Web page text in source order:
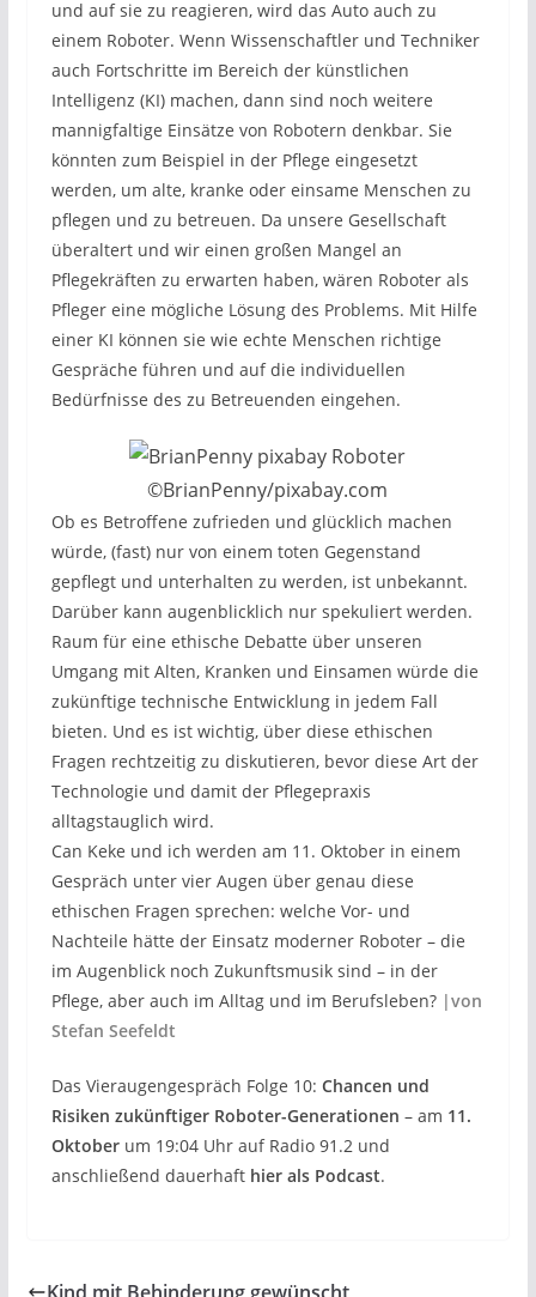
und auf sie zu reagieren, wird das Auto auch zu
einem Roboter. Wenn Wissenschaftler und Techniker
auch Fortschritte im Bereich der künstlichen
Intelligenz (KI) machen, dann sind noch weitere
mannigfaltige Einsätze von Robotern denkbar. Sie
könnten zum Beispiel in der Pflege eingesetzt
werden, um alte, kranke oder einsame Menschen zu
pflegen und zu betreuen. Da unsere Gesellschaft
überaltert und wir einen großen Mangel an
Pflegekräften zu erwarten haben, wären Roboter als
Pfleger eine mögliche Lösung des Problems. Mit Hilfe
einer KI können sie wie echte Menschen richtige
Gespräche führen und auf die individuellen
Bedürfnisse des zu Betreuenden eingehen.
©BrianPenny/pixabay.com
Ob es Betroffene zufrieden und glücklich machen
würde, (fast) nur von einem toten Gegenstand
gepflegt und unterhalten zu werden, ist unbekannt.
Darüber kann augenblicklich nur spekuliert werden.
Raum für eine ethische Debatte über unseren
Umgang mit Alten, Kranken und Einsamen würde die
zukünftige technische Entwicklung in jedem Fall
bieten. Und es ist wichtig, über diese ethischen
Fragen rechtzeitig zu diskutieren, bevor diese Art der
Technologie und damit der Pflegepraxis
alltagstauglich wird.
Can Keke und ich werden am 11. Oktober in einem
Gespräch unter vier Augen über genau diese
ethischen Fragen sprechen: welche Vor- und
Nachteile hätte der Einsatz moderner Roboter – die
im Augenblick noch Zukunftsmusik sind – in der
Pflege, aber auch im Alltag und im Berufsleben? |von
Stefan Seefeldt
Das Vieraugengespräch Folge 10: Chancen und
Risiken zukünftiger Roboter-Generationen – am 11.
Oktoberum 19:04 Uhr auf Radio 91.2 und
anschließend dauerhaft hier als Podcast.